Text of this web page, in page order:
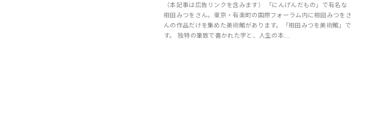
（本記事は広告リンクを含みます） 「にんげんだもの」で有名な
相田みつをさん。東京・有楽町の国際フォーラム内に相田みつをさ
んの作品だけを集めた美術館があります。「相田みつを美術館」で
す。 独特の筆致で書かれた字と、人生の本…